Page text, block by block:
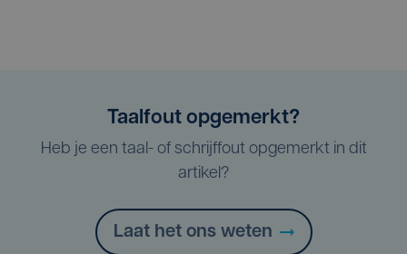
Taalfout opgemerkt?
Heb je een taal- of schrijffout opgemerkt in dit
artikel?
Laat het ons weten